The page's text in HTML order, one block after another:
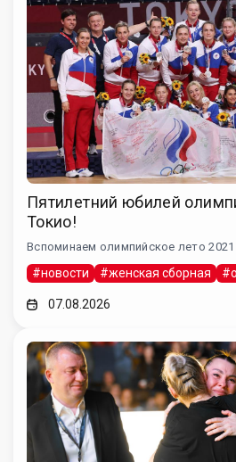
Пятилетний юбилей
Токио!
Вспоминаем олимпийское лето 2021
#новости #женская сборная
07.08.2026